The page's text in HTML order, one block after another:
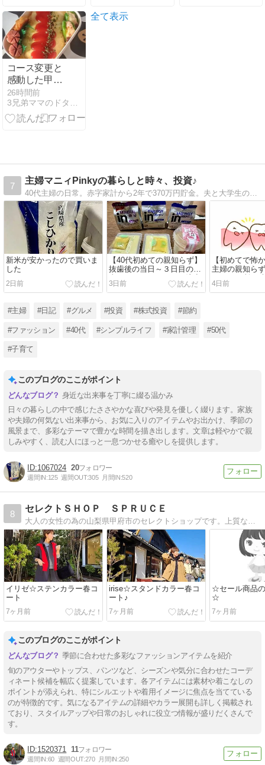
イド【オンラ
コース変更と
感動した甲子
園
26時間前
全て表示
7
主婦マニィPinkyの暮らしと時々、投資♪
40代主婦の日常。赤字家計から2年で370万円貯金。夫と大学生の子の3人家族の暮らし。
新米が安かったので買いま
した
2日前
【40代初めての親知らず】
抜歯後の当日～３日目の食
事！ドライソケットの注意
点
3日前
【初めてで怖
主婦の親知ら
リアルな所要
4日前
#主婦 #日記 #グルメ #投資 #株式投資 #節約
#ファッション #40代 #シンプルライフ #家計管理 #50代
#子育て
このブログのここがポイント
身近な出来事を丁寧に綴る温かみ
日々の暮らしの中で感じたささやかな喜びや発見を優しく綴ります。家族
や夫婦の何気ない出来事から、お気に入りのアイテムやお出かけ、季節の
風景まで、多彩なテーマで豊かな時間を描き出します。文章は軽やかで親
しみやすく、読む人にほっと一息つかせる癒やしを提供します。
1067024 20
週間IN:125 週間OUT:305 月間IN:520
8
セレクトＳＨＯＰ ＳＰＲＵＣＥ
イリゼ☆ステンカラー春コ
ート
7ヶ月前
irise☆スタンドカラー春コ
ート♪
7ヶ月前
☆セール商品
☆
7ヶ月前
このブログのここがポイント
季節に合わせた多彩なファッションアイテムを紹介
旬のアウターやトップス、パンツなど、シーズンや気分に合わせたコーデ
ィネート候補を幅広く提案しています。各アイテムには素材や着こなしの
ポイントが添えられ、特にシルエットや着用イメージに焦点を当てている
のが特徴的です。気になるアイテムの詳細やカラー展開も詳しく掲載され
ており、スタイルアップや日常のおしゃれに役立つ情報が盛りだくさんで
す。
1520371 11
週間IN:60 週間OUT:270 月間IN:250